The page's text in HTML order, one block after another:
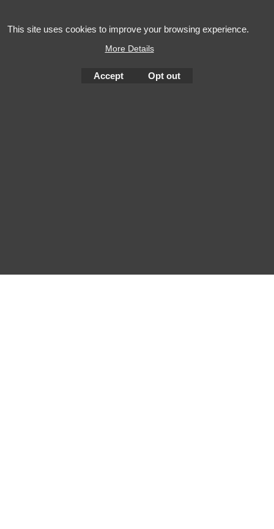
modération
This site uses cookies to improve your browsing experience.
More Details
Accept Opt out